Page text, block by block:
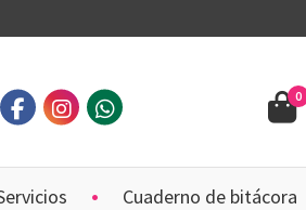
0
Cuaderno de bitácora